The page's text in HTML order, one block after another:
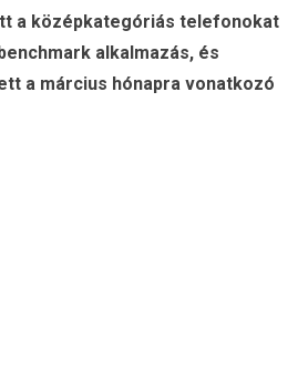
a középkategóriás telefonokat
alkalmazás, és
a március hónapra vonatkozó